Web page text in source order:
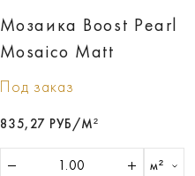
Мозаика Boost Pearl
Mosaico Matt
Под заказ
835,27 РУБ/М²
м²